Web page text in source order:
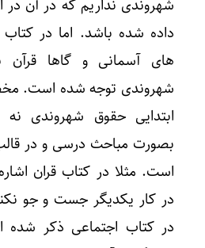
شهروندی نداریم که در آن
داده شده باشد. اما در
های آسمانی و گاها
شهروندی توجه شده است.
ابتدایی حقوق شهروندی
بصورت مباحث درسی و در
است. مثلا در کتاب قران
در کار یکدیگر جست و جو
در کتاب اجتماعی ذکر